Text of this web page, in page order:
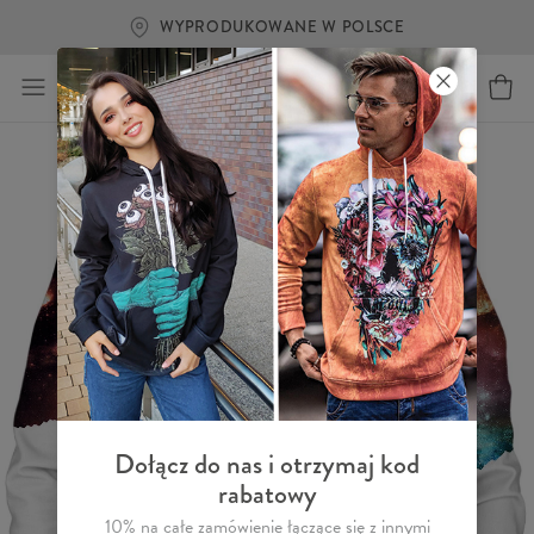
WYPRODUKOWANE W POLSCE
Dołącz do nas i otrzymaj kod
rabatowy
10% na całe zamówienie łączące się z innymi